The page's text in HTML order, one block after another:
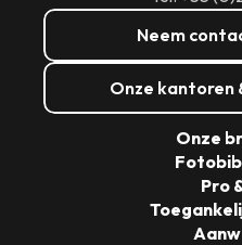
Neem
Onze kantoren
Onze
Pro